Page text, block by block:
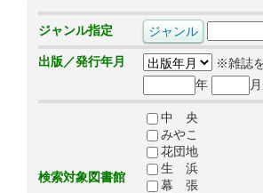
ジャンル指定
出版／発行年月
※雑誌
年
検索対象図書館
中 央
みやこ
花団地
生 浜
幕 張